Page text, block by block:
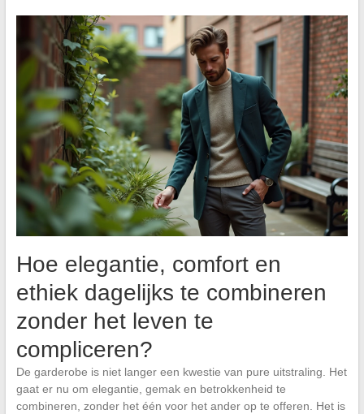
Hoe elegantie, comfort en
ethiek dagelijks te combineren
zonder het leven te
compliceren?
De garderobe is niet langer een kwestie van pure uitstraling. Het
gaat er nu om elegantie, gemak en betrokkenheid te
combineren, zonder het één voor het ander op te offeren. Het is